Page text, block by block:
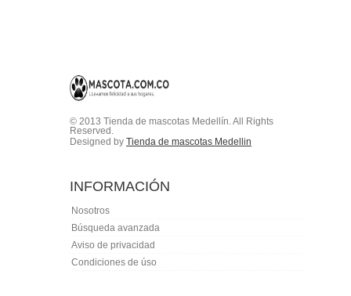
© 2013 Tienda de mascotas Medellín. All Rights
Reserved.
Designed by Tienda de mascotas Medellin
INFORMACIÓN
Nosotros
Búsqueda avanzada
Aviso de privacidad
Condiciones de úso